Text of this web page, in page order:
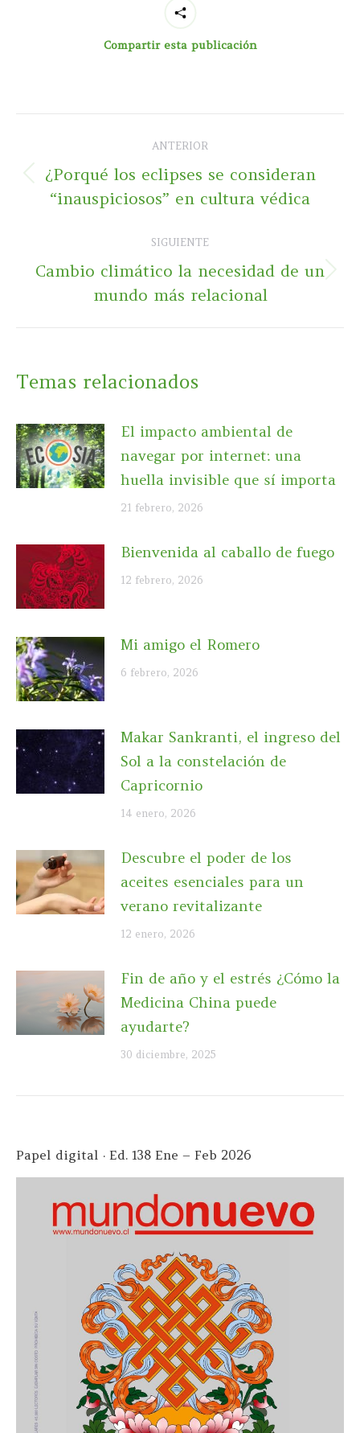
Compartir esta publicación
entre
publicaciones
ANTERIOR
Publicación
anterior:
¿Porqué los eclipses se consideran
“inauspiciosos” en cultura védica
SIGUIENTE
Publicación
siguiente:
Cambio climático la necesidad de un
mundo más relacional
Temas relacionados
El impacto ambiental de
navegar por internet: una
huella invisible que sí importa
21 febrero, 2026
Bienvenida al caballo de fuego
12 febrero, 2026
Mi amigo el Romero
6 febrero, 2026
Makar Sankranti, el ingreso del
Sol a la constelación de
Capricornio
14 enero, 2026
Descubre el poder de los
aceites esenciales para un
verano revitalizante
12 enero, 2026
Fin de año y el estrés ¿Cómo la
Medicina China puede
ayudarte?
30 diciembre, 2025
Papel digital · Ed. 138 Ene – Feb 2026